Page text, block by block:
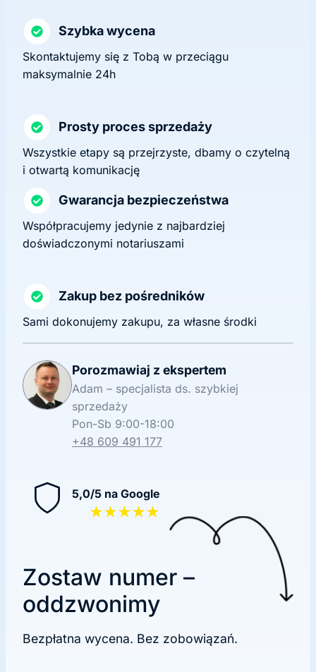
Szybka wycena
Skontaktujemy się z Tobą w przeciągu
maksymalnie 24h
Prosty proces sprzedaży
Wszystkie etapy są przejrzyste, dbamy o czytelną
i otwartą komunikację
Gwarancja bezpieczeństwa
Współpracujemy jedynie z najbardziej
doświadczonymi notariuszami
Zakup bez pośredników
Sami dokonujemy zakupu, za własne środki
Porozmawiaj z ekspertem
Adam – specjalista ds. szybkiej
sprzedaży
Pon-Sb 9:00-18:00
+48 609 491 177
5,0/5 na Google
★★★★★
Zostaw numer –
oddzwonimy
Bezpłatna wycena. Bez zobowiązań.